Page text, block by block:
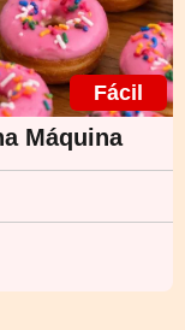
Fácil
Máquina